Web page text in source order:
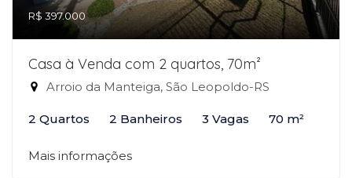
R$ 397.000
Casa à Venda com 2 quartos, 70m²
Arroio da Manteiga, São Leopoldo-RS
2 Quartos 2 Banheiros 3 Vagas 70 m²
Mais informações